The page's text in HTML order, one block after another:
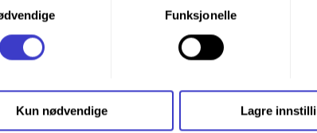
«Godta alle» gir du din tillatelse til alle disse
mer om hvordan vi bruker informasjonskapsler og
Funksjonelle
Kun nødvendige Lagre